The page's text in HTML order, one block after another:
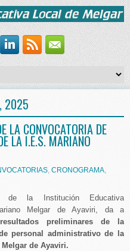
2025
LA CONVOCATORIA DE
LA I.E.S. MARIANO
, CRONOGRAMA,
de la Institución Educativa
Melgar de Ayaviri, da a
resultados preliminares de la
personal administrativo de la
Melgar de Ayaviri.